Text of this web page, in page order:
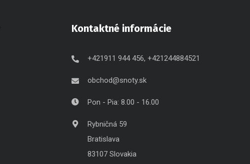
Kontaktné informácie
+421911 944 456, +421244884521
obchod@snoty.sk
Pon - Pia: 8.00 - 16.00
Rybničná 59
Bratislava
83107 Slovakia